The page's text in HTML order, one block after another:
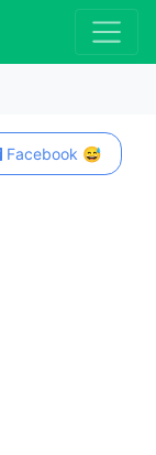
Facebook 😅